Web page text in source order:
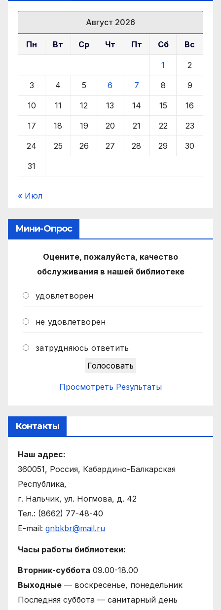
Август 2026
Пн Вт Ср Чт Пт Сб Вс
1 2
3 4 5 6 7 8 9
10 11 12 13 14 15 16
17 18 19 20 21 22 23
24 25 26 27 28 29 30
31
« Июл
Мини-Опрос
Оцените, пожалуйста, качество
обслуживания в нашей библиотеке
удовлетворен
не удовлетворен
затрудняюсь ответить
Просмотреть Результаты
Контакты
Наш адрес:
360051, Россия, Кабардино-Балкарская
Республика,
г. Нальчик, ул. Ногмова, д. 42
Тел.: (8662) 77-48-40
E-mail: gnbkbr@mail.ru
Часы работы библиотеки:
Вторник-суббота 09.00-18.00
Выходные — воскресенье, понедельник
Последняя суббота — санитарный день